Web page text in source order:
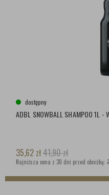
dostępny
ADBL SNOWBALL SHAMPOO 1L -
35,62 zł41,90zł
Najniższa cena z 30 dni przed obniżką: